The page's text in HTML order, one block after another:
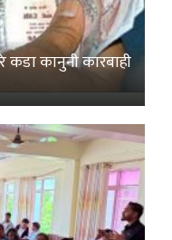
कानुनी कारबाही